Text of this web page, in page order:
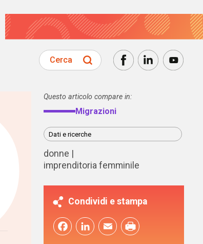
Cerca
Questo articolo compare in:
Migrazioni
Dati e ricerche
donne
imprenditoria femminile
Condividi e stampa
FacebookLinkedInEmail